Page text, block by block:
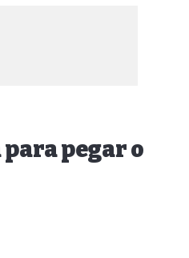
pegar o